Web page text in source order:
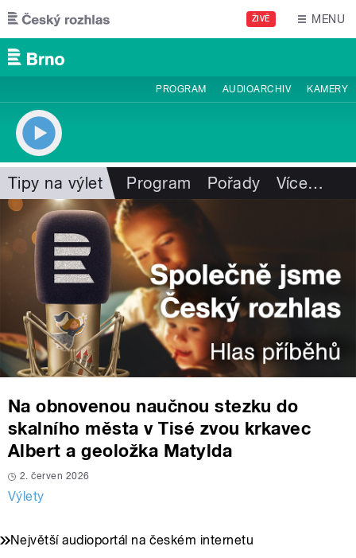
Přejít k hlavnímu obsahu
ŽIVĚ MENU
PROGRAM AUDIOARCHIV KAMERY
Tipy na výlet Program Pořady Více…
Na obnovenou naučnou stezku do
skalního města v Tisé zvou krkavec
Albert a geoložka Matylda
2. červen 2026
Výlety
Největší audioportál na českém internetu